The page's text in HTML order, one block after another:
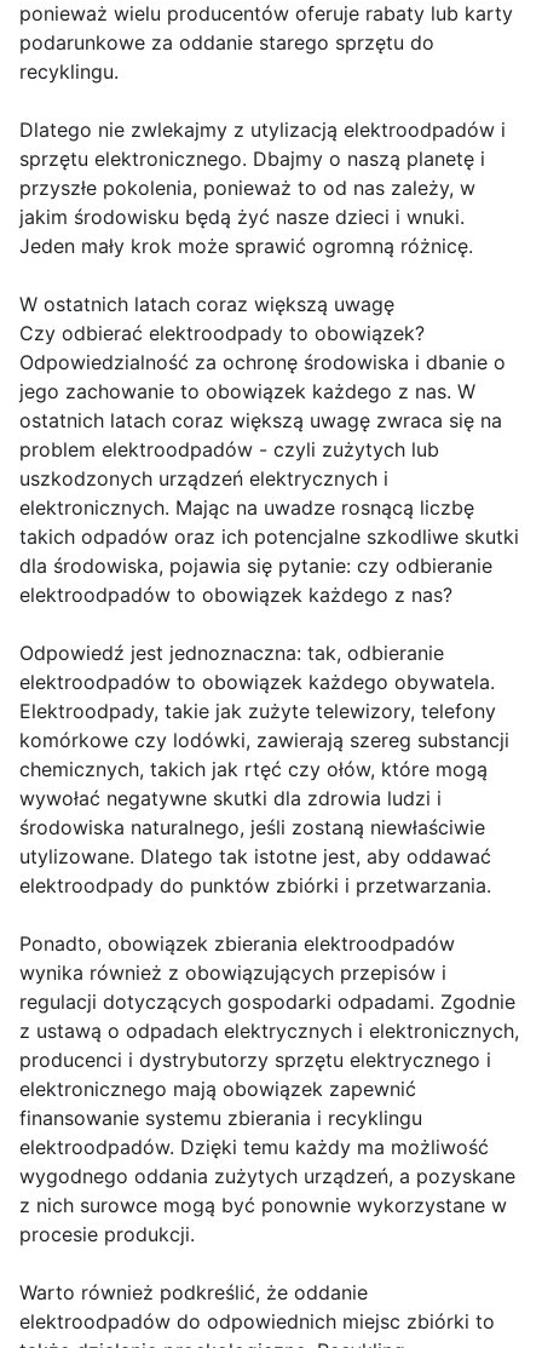
ponieważ wielu producentów oferuje rabaty lub karty
podarunkowe za oddanie starego sprzętu do
recyklingu.
Dlatego nie zwlekajmy z utylizacją elektroodpadów i
sprzętu elektronicznego. Dbajmy o naszą planetę i
przyszłe pokolenia, ponieważ to od nas zależy, w
jakim środowisku będą żyć nasze dzieci i wnuki.
Jeden mały krok może sprawić ogromną różnicę.
W ostatnich latach coraz większą uwagę
Czy odbierać elektroodpady to obowiązek?
Odpowiedzialność za ochronę środowiska i dbanie o
jego zachowanie to obowiązek każdego z nas. W
ostatnich latach coraz większą uwagę zwraca się na
problem elektroodpadów - czyli zużytych lub
uszkodzonych urządzeń elektrycznych i
elektronicznych. Mając na uwadze rosnącą liczbę
takich odpadów oraz ich potencjalne szkodliwe skutki
dla środowiska, pojawia się pytanie: czy odbieranie
elektroodpadów to obowiązek każdego z nas?
Odpowiedź jest jednoznaczna: tak, odbieranie
elektroodpadów to obowiązek każdego obywatela.
Elektroodpady, takie jak zużyte telewizory, telefony
komórkowe czy lodówki, zawierają szereg substancji
chemicznych, takich jak rtęć czy ołów, które mogą
wywołać negatywne skutki dla zdrowia ludzi i
środowiska naturalnego, jeśli zostaną niewłaściwie
utylizowane. Dlatego tak istotne jest, aby oddawać
elektroodpady do punktów zbiórki i przetwarzania.
Ponadto, obowiązek zbierania elektroodpadów
wynika również z obowiązujących przepisów i
regulacji dotyczących gospodarki odpadami. Zgodnie
z ustawą o odpadach elektrycznych i elektronicznych,
producenci i dystrybutorzy sprzętu elektrycznego i
elektronicznego mają obowiązek zapewnić
finansowanie systemu zbierania i recyklingu
elektroodpadów. Dzięki temu każdy ma możliwość
wygodnego oddania zużytych urządzeń, a pozyskane
z nich surowce mogą być ponownie wykorzystane w
procesie produkcji.
Warto również podkreślić, że oddanie
elektroodpadów do odpowiednich miejsc zbiórki to